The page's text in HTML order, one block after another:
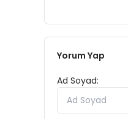
Yorum Yap
Ad Soyad: